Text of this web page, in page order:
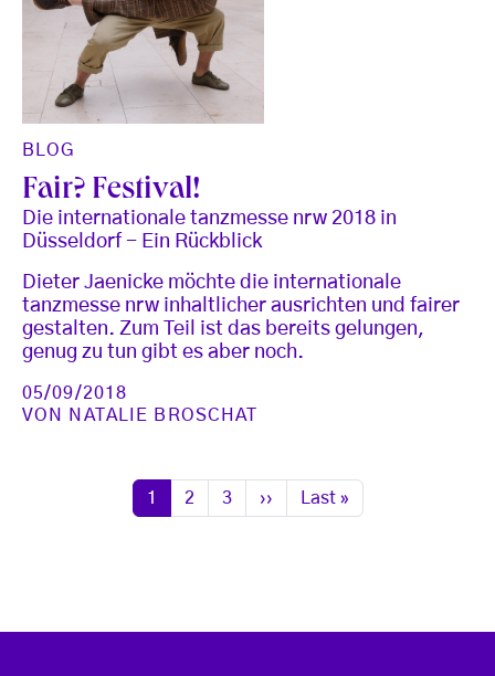
BLOG
Fair? Festival!
Die internationale tanzmesse nrw 2018 in
Düsseldorf - Ein Rückblick
Dieter Jaenicke möchte die internationale
tanzmesse nrw inhaltlicher ausrichten und fairer
gestalten. Zum Teil ist das bereits gelungen,
genug zu tun gibt es aber noch.
05/09/2018
VON
NATALIE BROSCHAT
Seitennummerierung
Seite
1 Seite
2 Seite
3 Nächste Seite
›› Letzte Seite
Last »